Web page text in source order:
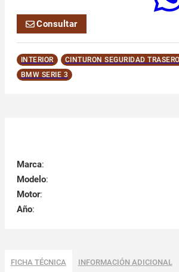
Consultar
INTERIOR CINTURON SEGURIDAD
BMW SERIE 3
Marca:
Modelo:
Motor:
Año:
FICHA TÉCNICA INFORMACIÓN ADICIONAL